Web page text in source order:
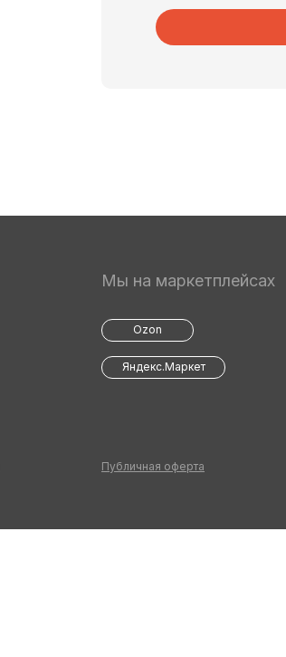
Публичная оферта
Мы на маркетплейсах
Ozon
Яндекс.Маркет